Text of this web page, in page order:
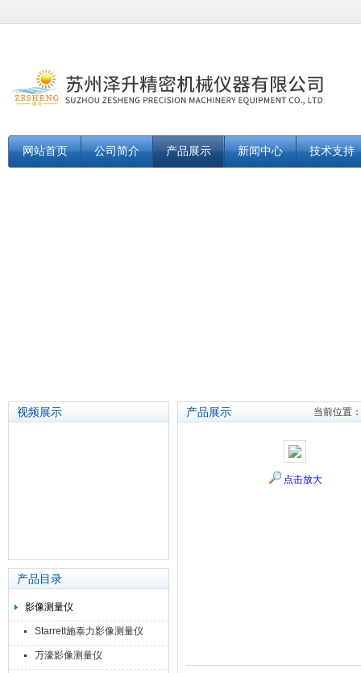
网站首页 公司简介 产品展示 新闻中心 技术支持
视频展示
产品目录
影像测量仪
Starrett施泰力影像测量仪
万濠影像测量仪
产品展示 当前位置：
点击放大